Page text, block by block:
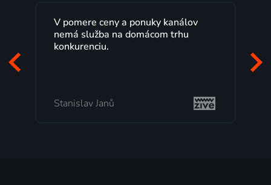
V pomere ceny a ponuky kanálov
nemá služba na domácom trhu
konkurenciu.
Stanislav Janů